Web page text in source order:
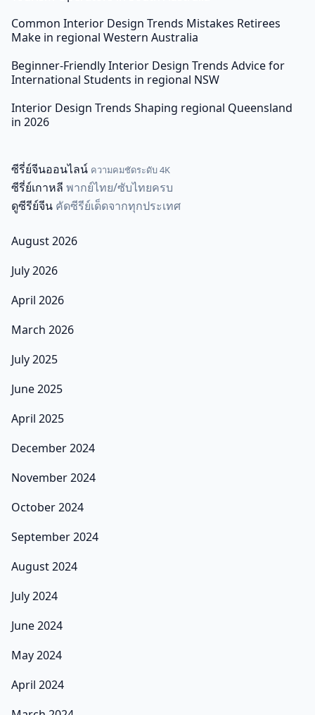
Common Interior Design Trends Mistakes Retirees
Make in regional Western Australia
Beginner-Friendly Interior Design Trends Advice for
International Students in regional NSW
Interior Design Trends Shaping regional Queensland
in 2026
ซีรี่ย์จีนออนไลน์ ความคมชัดระดับ 4K
ซีรี่ย์เกาหลี พากย์ไทย/ซับไทยครบ
ดูซีรีย์จีน คัดซีรีย์เด็ดจากทุกประเทศ
August 2026
July 2026
April 2026
March 2026
July 2025
June 2025
April 2025
December 2024
November 2024
October 2024
September 2024
August 2024
July 2024
June 2024
May 2024
April 2024